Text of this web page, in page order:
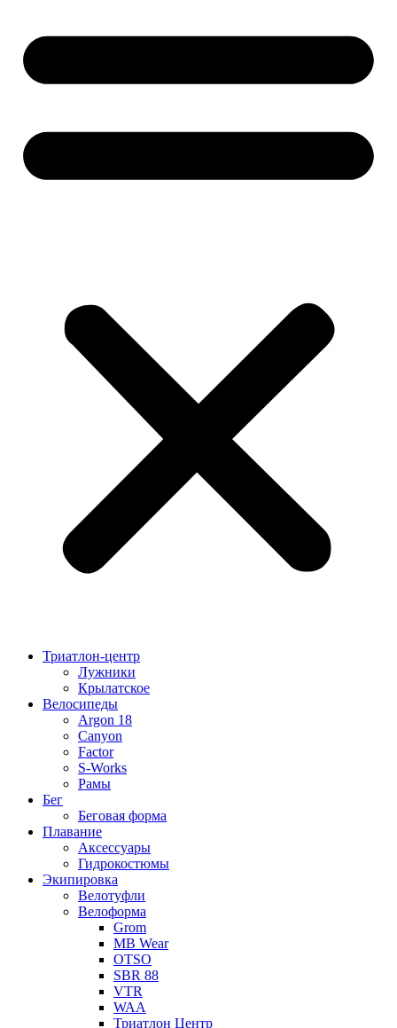
Триатлон-центр
Лужники
Крылатское
Велосипеды
Argon 18
Canyon
Factor
S-Works
Рамы
Бег
Беговая форма
Плавание
Аксессуары
Гидрокостюмы
Экипировка
Велотуфли
Велоформа
Grom
MB Wear
OTSO
SBR 88
VTR
WAA
Триатлон Центр